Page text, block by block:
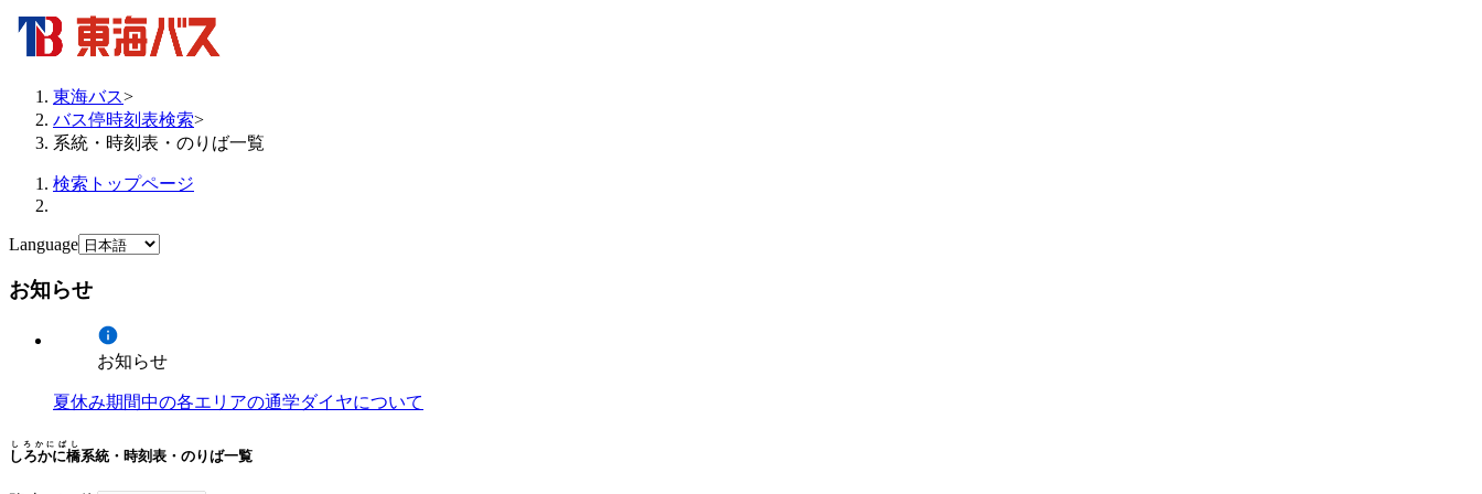
東海バス>
バス停時刻表検索>
系統・時刻表・のりば一覧
検索トップページ
Language
お知らせ
お知らせ
夏休み期間中の各エリアの通学ダイヤについて
しろかに橋
しろかにばし
系統・時刻表・のりば一覧